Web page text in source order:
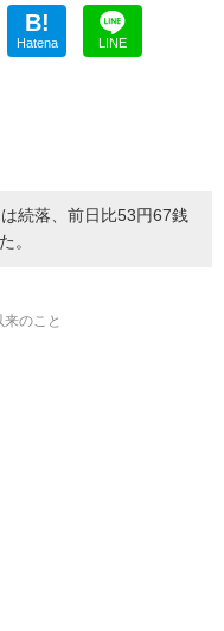
B!
Hatena LINE
続落、前日比53円67銭
。
のこと